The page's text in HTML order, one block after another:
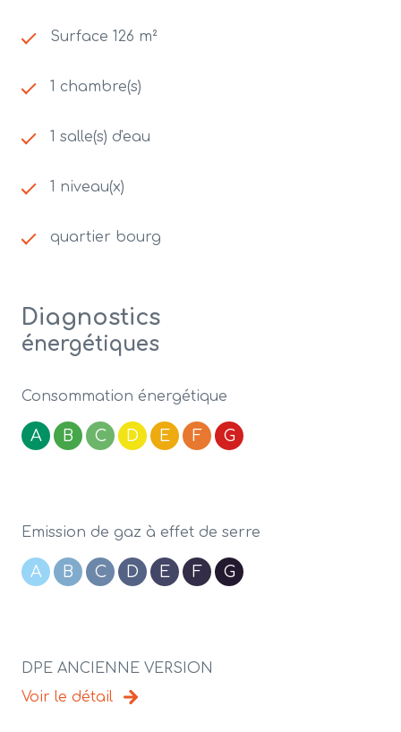
Surface 126 m²
1 chambre(s)
1 salle(s) d'eau
1 niveau(x)
quartier bourg
Diagnostics
énergétiques
Consommation énergétique
A B C D E F G
Emission de gaz à effet de serre
A B C D E F G
DPE ANCIENNE VERSION
Voir le détail